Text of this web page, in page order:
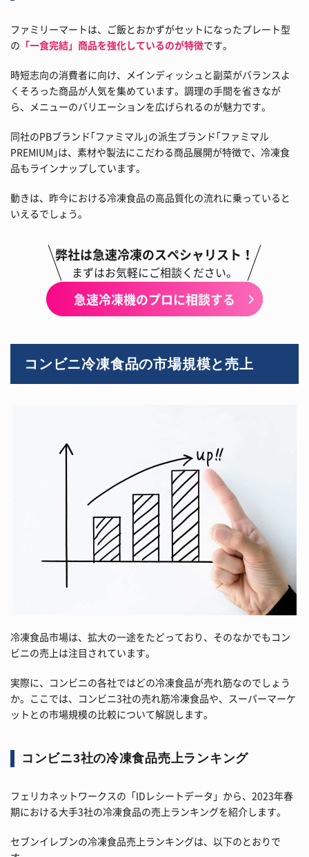
ファミリーマートは、ご飯とおかずがセットになったプレート型
の 「一食完結」商品を強化しているのが特徴です。
時短志向の消費者に向け、メインディッシュと副菜がバランスよ
くそろった商品が人気を集めています。調理の手間を省きなが
ら、メニューのバリエーションを広げられるのが魅力です。
同社のPBブランド｢ファミマル｣の派生ブランド｢ファミマル
PREMIUM｣は、素材や製法にこだわる商品展開が特徴で、冷凍食
品もラインナップしています。
動きは、昨今における冷凍食品の高品質化の流れに乗っていると
いえるでしょう。
弊社は急速冷凍のスペシャリスト！
まずはお気軽にご相談ください。
急速冷凍機のプロに相談する
コンビニ冷凍食品の市場規模と売上
冷凍食品市場は、拡大の一途をたどっており、そのなかでもコン
ビニの売上は注目されています。
実際に、コンビニの各社ではどの冷凍食品が売れ筋なのでしょう
か。ここでは、コンビニ3社の売れ筋冷凍食品や、スーパーマーケ
ットとの市場規模の比較について解説します。
コンビニ3社の冷凍食品売上ランキング
フェリカネットワークスの「IDレシートデータ」から、2023年春
期における大手3社の冷凍食品の売上ランキングを紹介します。
セブンイレブンの冷凍食品売上ランキングは、以下のとおりで